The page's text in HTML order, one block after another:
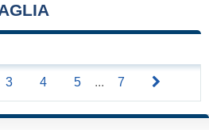
3 4 5 ... 7